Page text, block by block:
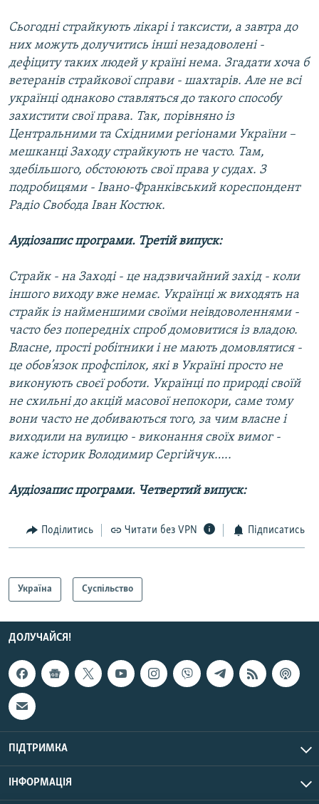
Сьогодні страйкують лікарі і таксисти, а завтра до
них можуть долучитись інші незадоволені -
дефіциту таких людей у країні нема. Згадати хоча б
ветеранів страйкової справи - шахтарів. Але не всі
українці однаково ставляться до такого способу
захистити свої права. Так, порівняно із
Центральними та Східними регіонами України –
мешканці Заходу страйкують не часто. Там,
здебільшого, обстоюють свої права у судах. З
подробицями - Івано-Франківський кореспондент
Радіо Свобода Іван Костюк.
Аудіозапис програми. Третій випуск:
Страйк - на Заході - це надзвичайний захід - коли
іншого виходу вже немає. Українці ж виходять на
страйк із найменшими своїми неівдоволеннями -
часто без попередніх спроб домовитися із владою.
Власне, прості робітники і не мають домовлятися -
це обов’язок профспілок, які в Україні просто не
виконують своєї роботи. Українці по природі своїй
не схильні до акцій масової непокори, саме тому
вони часто не добиваються того, за чим власне і
виходили на вулицю - виконання своїх вимог -
каже історик Володимир Сергійчук…..
Аудіозапис програми. Четвертий випуск:
Поділитись Читати без VPN Підписатись
Україна Суспільство
ДОЛУЧАЙСЯ!
ПІДТРИМКА
ІНФОРМАЦІЯ